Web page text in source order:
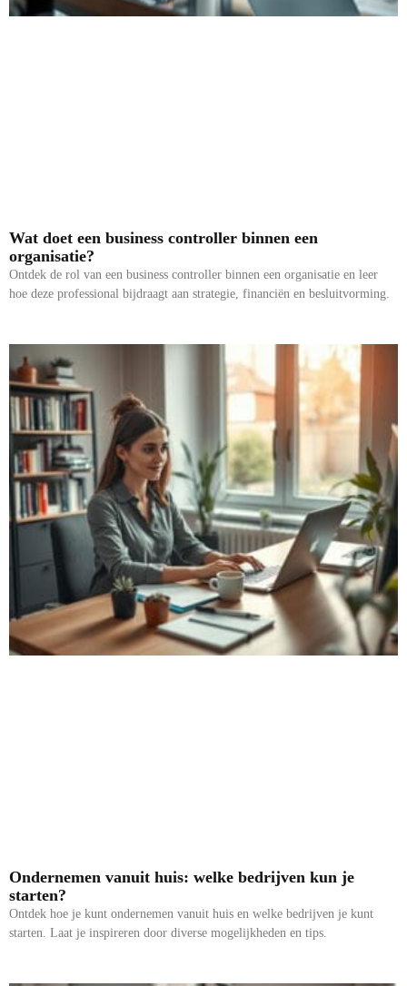
Wat doet een business controller binnen een
organisatie?
Ontdek de rol van een business controller binnen een organisatie en leer
hoe deze professional bijdraagt aan strategie, financiën en besluitvorming.
Ondernemen vanuit huis: welke bedrijven kun je
starten?
Ontdek hoe je kunt ondernemen vanuit huis en welke bedrijven je kunt
starten. Laat je inspireren door diverse mogelijkheden en tips.